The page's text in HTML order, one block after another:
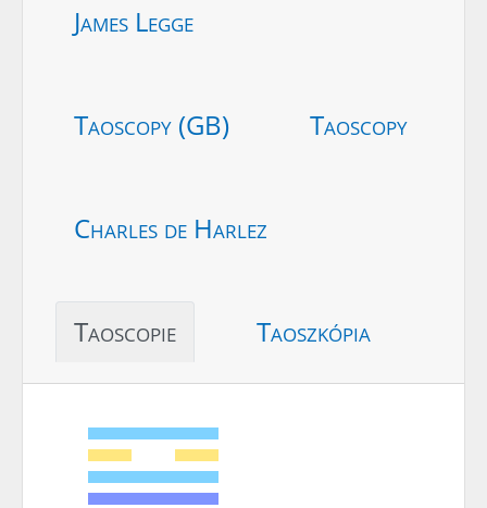
James Legge
Taoscopy (GB) Taoscopy
Charles de Harlez
Taoscopie Taoszkópia